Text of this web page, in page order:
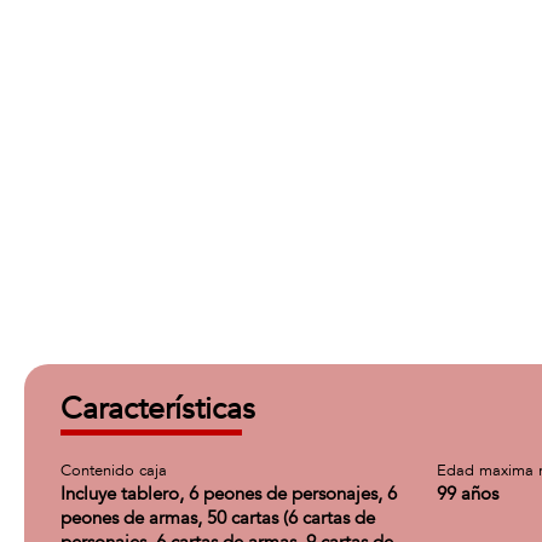
Características
Contenido caja
Incluye tablero, 6 peones de personajes, 6
peones de armas, 50 cartas (6 cartas de
Edad maxima
99 años